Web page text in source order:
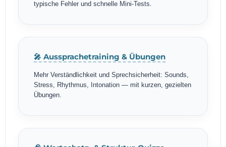
typische Fehler und schnelle Mini-Tests.
🎤 Aussprachetraining & Übungen
Mehr Verständlichkeit und Sprechsicherheit: Sounds,
Stress, Rhythmus, Intonation — mit kurzen, gezielten
Übungen.